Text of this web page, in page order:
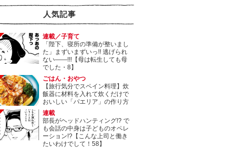
人気記事
連載／子育て
「陛下、寝所の準備が整いまし
た」まずいまずいっ!! 逃げられ
ない――!!!【母は転生しても母
でした・8】
ごはん・おやつ
【旅行気分でスペイン料理】炊
飯器に材料を入れて炊くだけで
おいしい「パエリア」の作り方
連載
部長がヘッドハンティング!? で
も会話の中身は子どものオペレ
ーション!?【こんな上司と働き
たいわけでして！58】